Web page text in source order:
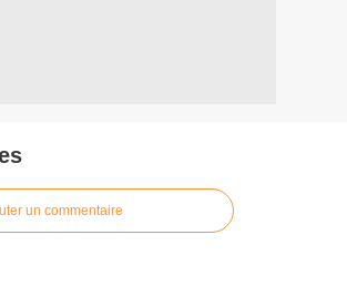
un commentaire